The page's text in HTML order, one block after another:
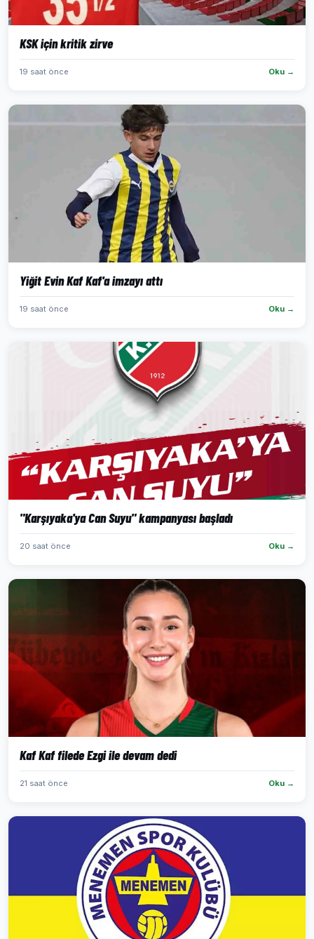
KSK için kritik zirve
19 saat önce Oku →
Yiğit Evin Kaf Kaf'a imzayı attı
19 saat önce Oku →
"Karşıyaka'ya Can Suyu" kampanyası başladı
20 saat önce Oku →
Kaf Kaf filede Ezgi ile devam dedi
21 saat önce Oku →